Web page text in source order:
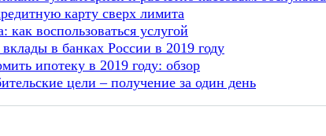
карту сверх лимита
воспользоваться услугой
в банках России в 2019 году
ипотеку в 2019 году: обзор
цели – получение за один день